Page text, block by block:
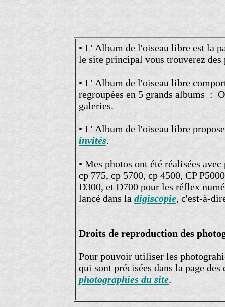
• L' Album de l'oiseau libre est la
le site principal vous trouverez des
• L' Album de l'oiseau libre
regroupées en 5 grands albums :
galeries.
• L' Album de l'oiseau libre
invités.
• Mes photos ont été réalisées
cp 775, cp 5700, cp 4500, CP
D300, et D700 pour les réflex
lancé dans la digiscopie, c'est-à-
Droits de reproduction des
Pour pouvoir utiliser les
qui sont précisées dans la page
photographies du site.